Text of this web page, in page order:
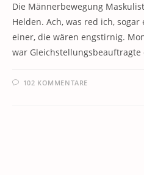
Die Männerbewegung
Helden. Ach, was red ich,
einer, die wären engstirnig.
war
102 KOMMENTARE